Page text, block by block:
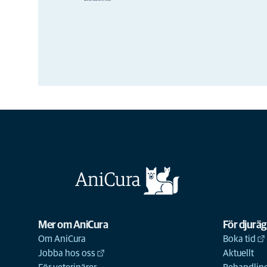
Mer om AniCura
Om AniCura
Jobba hos oss
För
Boka tid
Aktuellt